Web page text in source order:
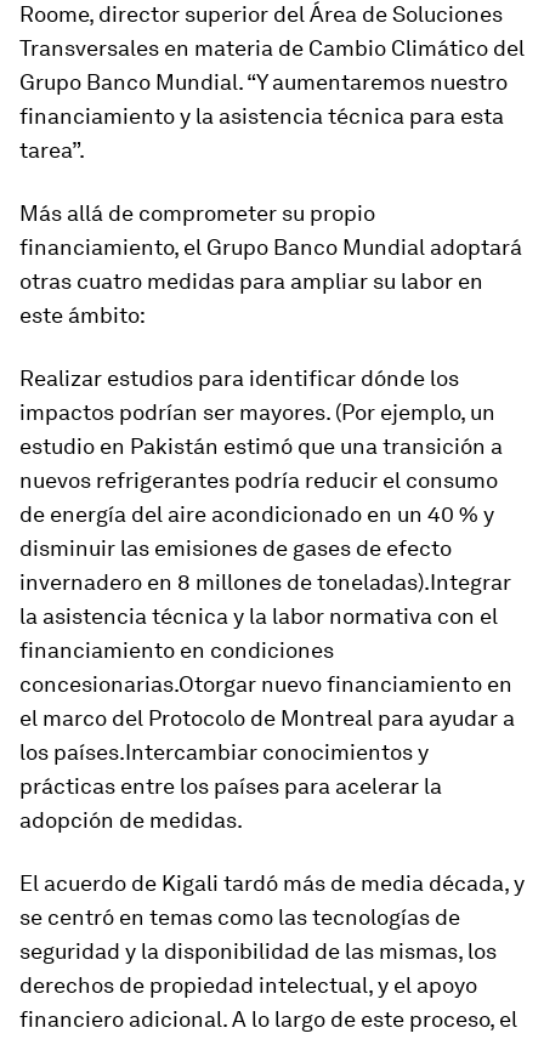
Roome, director superior del Área de Soluciones
Transversales en materia de Cambio Climático del
Grupo Banco Mundial. “Y aumentaremos nuestro
financiamiento y la asistencia técnica para esta
tarea”.
Más allá de comprometer su propio
financiamiento, el Grupo Banco Mundial adoptará
otras cuatro medidas para ampliar su labor en
este ámbito:
Realizar estudios para identificar dónde los
impactos podrían ser mayores. (Por ejemplo, un
estudio en Pakistán estimó que una transición a
nuevos refrigerantes podría reducir el consumo
de energía del aire acondicionado en un 40 % y
disminuir las emisiones de gases de efecto
invernadero en 8 millones de toneladas).Integrar
la asistencia técnica y la labor normativa con el
financiamiento en condiciones
concesionarias.Otorgar nuevo financiamiento en
el marco del Protocolo de Montreal para ayudar a
los países.Intercambiar conocimientos y
prácticas entre los países para acelerar la
adopción de medidas.
El acuerdo de Kigali tardó más de media década, y
se centró en temas como las tecnologías de
seguridad y la disponibilidad de las mismas, los
derechos de propiedad intelectual, y el apoyo
financiero adicional. A lo largo de este proceso, el